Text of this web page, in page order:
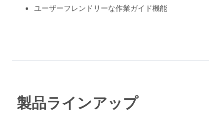
ユーザーフレンドリーな作業ガイド機能
製品ラインアップ